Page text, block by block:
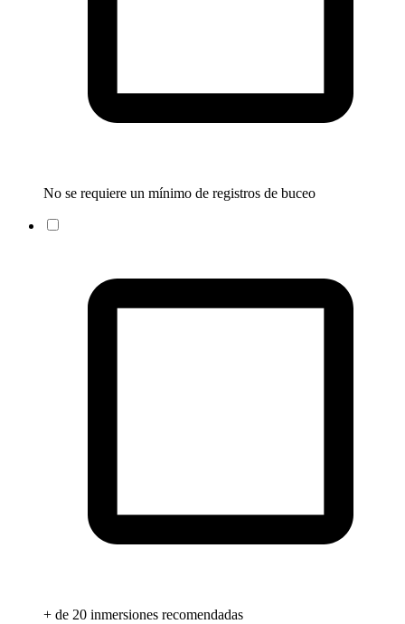
No se requiere un mínimo de registros de buceo
+ de 20 inmersiones recomendadas